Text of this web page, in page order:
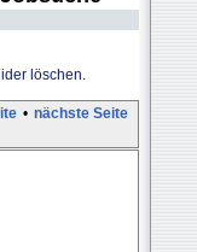
löschen.
• nächste Seite